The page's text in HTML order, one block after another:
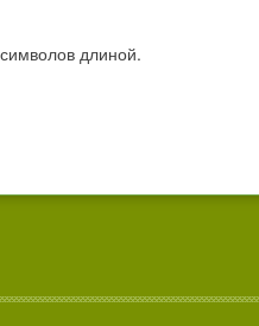
длиной.